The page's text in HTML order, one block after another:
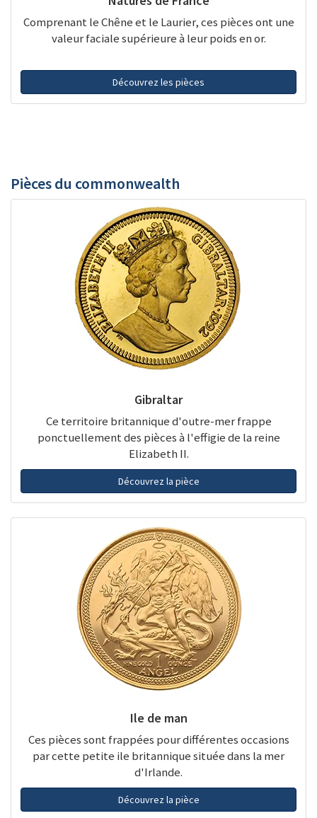
Comprenant le Chêne et le Laurier, ces pièces ont une
valeur faciale supérieure à leur poids en or.
Découvrez les pièces
Pièces du commonwealth
Gibraltar
Ce territoire britannique d'outre-mer frappe
ponctuellement des pièces à l'effigie de la reine
Elizabeth II.
Découvrez la pièce
Ile de man
Ces pièces sont frappées pour différentes occasions
par cette petite ile britannique située dans la mer
d'Irlande.
Découvrez la pièce